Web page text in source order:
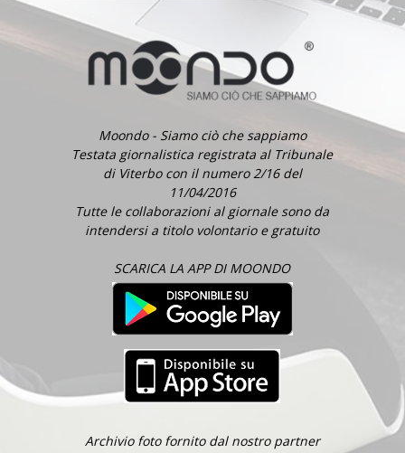
Moondo - Siamo ciò che sappiamo
Testata giornalistica registrata al Tribunale
di Viterbo con il numero 2/16 del
11/04/2016
Tutte le collaborazioni al giornale sono da
intendersi a titolo volontario e gratuito
SCARICA LA APP DI MOONDO
Archivio foto fornito dal nostro partner